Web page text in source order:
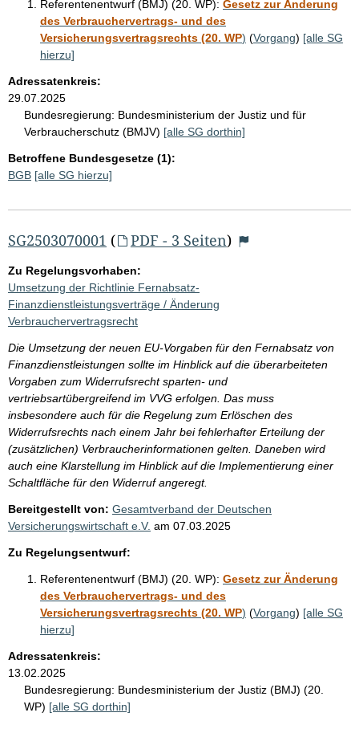
Referentenentwurf (BMJ) (20. WP): Gesetz zur Änderung
des Verbrauchervertrags- und des
Versicherungsvertragsrechts (20. WP) (Vorgang) [alle SG
hierzu]
Adressatenkreis:
29.07.2025
Bundesregierung: Bundesministerium der Justiz und für
Verbraucherschutz (BMJV) [alle SG dorthin]
Betroffene Bundesgesetze (1):
BGB [alle SG hierzu]
SG2503070001 ( PDF - 3 Seiten)
Zu Regelungsvorhaben:
Umsetzung der Richtlinie Fernabsatz-
Finanzdienstleistungsverträge / Änderung
Verbrauchervertragsrecht
Die Umsetzung der neuen EU-Vorgaben für den Fernabsatz von
Finanzdienstleistungen sollte im Hinblick auf die überarbeiteten
Vorgaben zum Widerrufsrecht sparten- und
vertriebsartübergreifend im VVG erfolgen. Das muss
insbesondere auch für die Regelung zum Erlöschen des
Widerrufsrechts nach einem Jahr bei fehlerhafter Erteilung der
(zusätzlichen) Verbraucherinformationen gelten. Daneben wird
auch eine Klarstellung im Hinblick auf die Implementierung einer
Schaltfläche für den Widerruf angeregt.
Bereitgestellt von: Gesamtverband der Deutschen
Versicherungswirtschaft e.V. am 07.03.2025
Zu Regelungsentwurf:
Referentenentwurf (BMJ) (20. WP): Gesetz zur Änderung
des Verbrauchervertrags- und des
Versicherungsvertragsrechts (20. WP) (Vorgang) [alle SG
hierzu]
Adressatenkreis:
13.02.2025
Bundesregierung: Bundesministerium der Justiz (BMJ) (20.
WP) [alle SG dorthin]